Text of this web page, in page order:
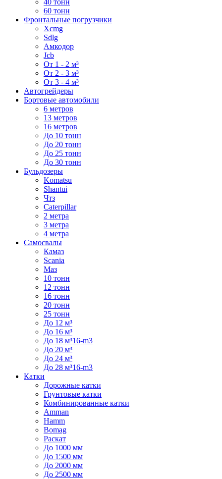
60 тонн
Фронтальные погрузчики
Xcmg
Sdlg
Амкодор
Jcb
От 1 - 2 м³
От 2 - 3 м³
От 3 - 4 м³
Автогрейдеры
Бортовые автомобили
6 метров
13 метров
16 метров
До 10 тонн
До 20 тонн
До 25 тонн
До 30 тонн
Бульдозеры
Komatsu
Shantui
Чтз
Caterpillar
2 метра
3 метра
4 метра
Самосвалы
Камаз
Scania
Маз
10 тонн
12 тонн
16 тонн
20 тонн
25 тонн
До 12 м³
До 16 м³
До 18 м³16-m3
До 20 м³
До 24 м³
До 28 м³16-m3
Катки
Дорожные катки
Грунтовые катки
Комбинированные катки
Amman
Hamm
Bomag
Раскат
До 1000 мм
До 1500 мм
До 2000 мм
До 2500 мм